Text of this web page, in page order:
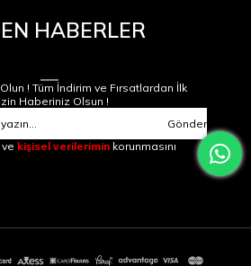
HABERLER
! Tüm İndirim ve Fırsatlardan İlk
Haberiniz Olsun !
Gönder
ve kişisel verilerimin korunmasını